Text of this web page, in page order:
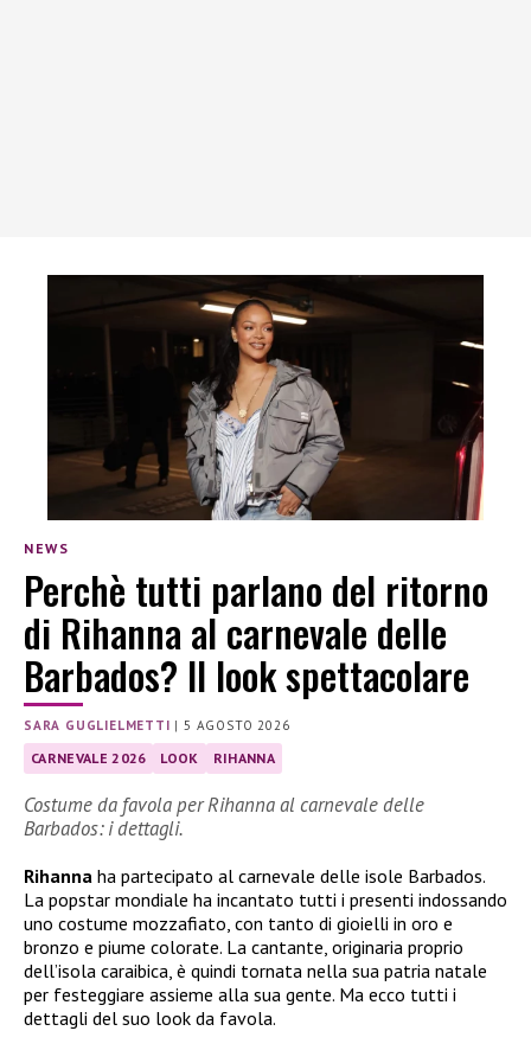
NEWS
Perchè tutti parlano del ritorno
di Rihanna al carnevale delle
Barbados? Il look spettacolare
SARA GUGLIELMETTI | 5 AGOSTO 2026
CARNEVALE 2026 LOOK RIHANNA
Costume da favola per Rihanna al carnevale delle
Barbados: i dettagli.
Rihanna ha partecipato al carnevale delle isole Barbados.
La popstar mondiale ha incantato tutti i presenti indossando
uno costume mozzafiato, con tanto di gioielli in oro e
bronzo e piume colorate. La cantante, originaria proprio
dell’isola caraibica, è quindi tornata nella sua patria natale
per festeggiare assieme alla sua gente. Ma ecco tutti i
dettagli del suo look da favola.